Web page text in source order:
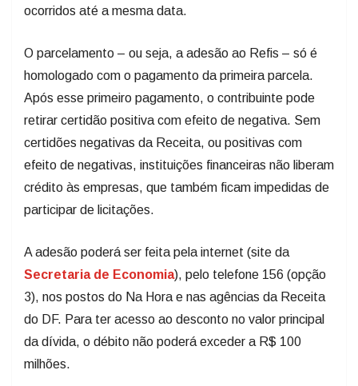
ocorridos até a mesma data.
O parcelamento – ou seja, a adesão ao Refis – só é
homologado com o pagamento da primeira parcela.
Após esse primeiro pagamento, o contribuinte pode
retirar certidão positiva com efeito de negativa. Sem
certidões negativas da Receita, ou positivas com
efeito de negativas, instituições financeiras não liberam
crédito às empresas, que também ficam impedidas de
participar de licitações.
A adesão poderá ser feita pela internet (site da
Secretaria de Economia), pelo telefone 156 (opção
3), nos postos do Na Hora e nas agências da Receita
do DF. Para ter acesso ao desconto no valor principal
da dívida, o débito não poderá exceder a R$ 100
milhões.